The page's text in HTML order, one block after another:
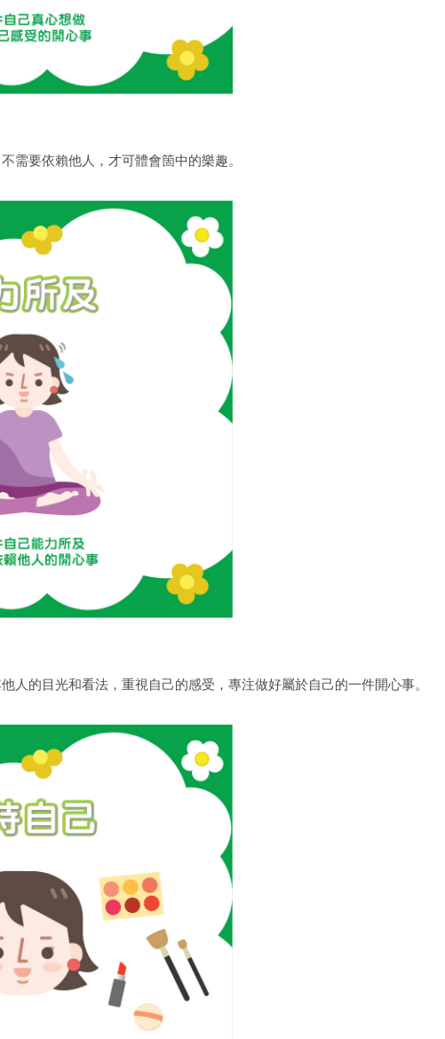
需要依賴他人，才可體會箇中的樂趣。
人的目光和看法，重視自己的感受，專注做好屬於自己的一件開心事。